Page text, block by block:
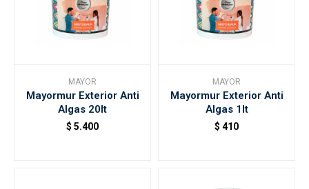
MAYOR
Mayormur Exterior Anti
Algas 20lt
$ 5.400
MAYOR
Mayormur Exterior Anti
Algas 1lt
$ 410